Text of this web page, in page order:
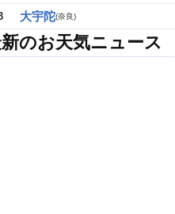
大宇陀(奈良)
のお天気ニュース